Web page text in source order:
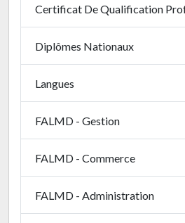
Certificat De Qualification
Diplômes Nationaux
Langues
FALMD - Gestion
FALMD - Commerce
FALMD - Administration